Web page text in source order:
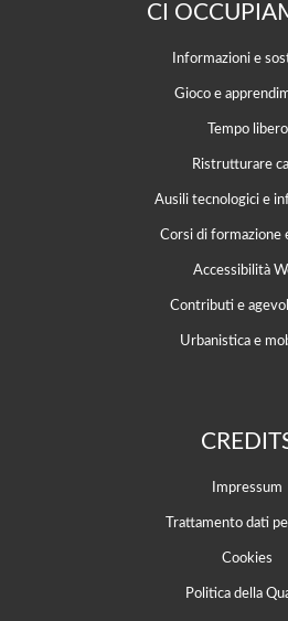
CI
Informazioni e
Gioco e
Tempo libero
Ristrutturare
Ausili tecnologici e
Corsi di formazione
Accessibilità
Contributi e
Urbanistica e
Impressum
Trattamento dati
Cookies
Politica della